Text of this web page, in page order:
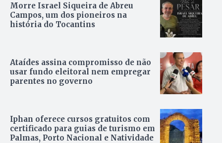
Morre Israel Siqueira de Abreu
Campos, um dos pioneiros na
história do Tocantins
Ataídes assina compromisso de não
usar fundo eleitoral nem empregar
parentes no governo
Iphan oferece cursos gratuitos com
certificado para guias de turismo em
Palmas, Porto Nacional e Natividade